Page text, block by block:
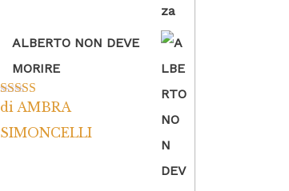
ALBERTO NON DEVE
MORIRE
Valutato5su
di AMBRA
SIMONCELLI